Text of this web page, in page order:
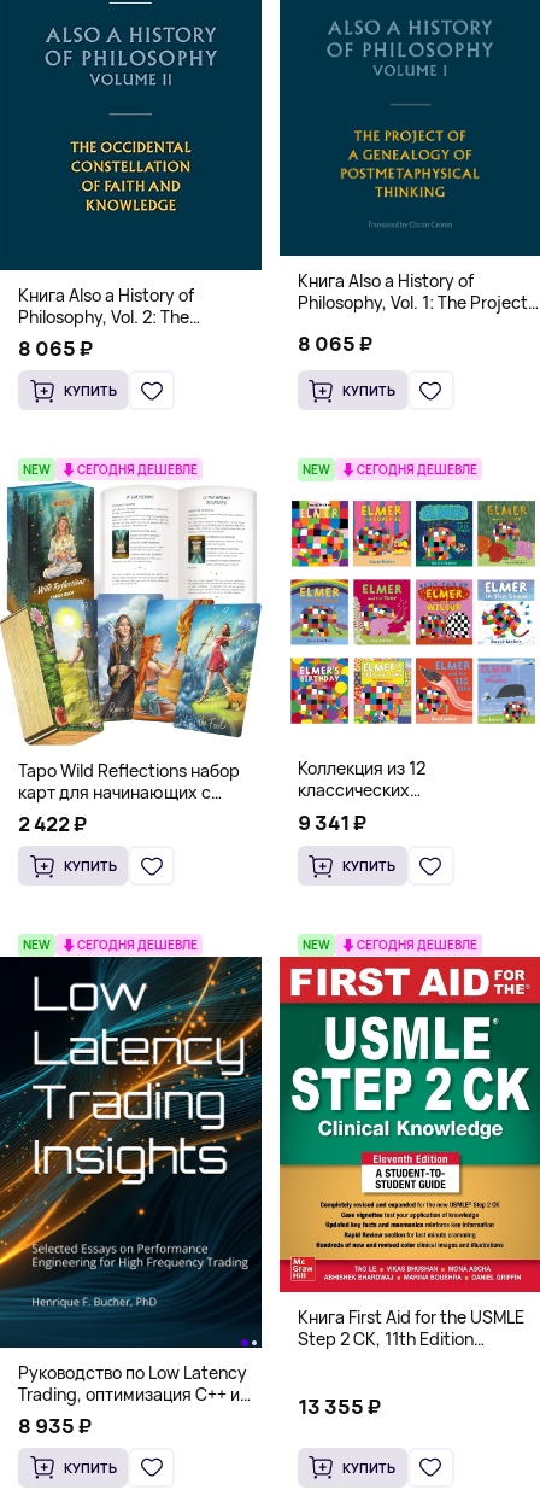
Книга Also a History of
Philosophy, Vol. 2: The
Occidental Constellation of
Faith and Knowledge
(Твердый переплет)
8 065 ₽
КУПИТЬ
Книга Also a History of
Philosophy, Vol. 1: The Project
Postmetaphysical Thinking
(Твердый переплет)
8 065 ₽
КУПИТЬ
NEW СЕГОДНЯ ДЕШЕВЛЕ
Таро Wild Reflections набор
карт для начинающих с
книгой (78 карт, золочёные
края)
2 422 ₽
КУПИТЬ
NEW СЕГОДНЯ ДЕШЕВЛЕ
Коллекция из 12
классических
иллюстрированных книг об
Элмере от Дэвида Макки
9 341 ₽
КУПИТЬ
NEW СЕГОДНЯ ДЕШЕВЛЕ
Руководство по Low Latency
Trading, оптимизация C++ и
системная архитектура для
HFT
8 935 ₽
КУПИТЬ
NEW СЕГОДНЯ ДЕШЕВЛЕ
Книга First Aid for the USMLE
Step 2 CK, 11th Edition
13 355 ₽
КУПИТЬ